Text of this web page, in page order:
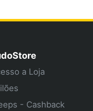
a Loja
- Cashback